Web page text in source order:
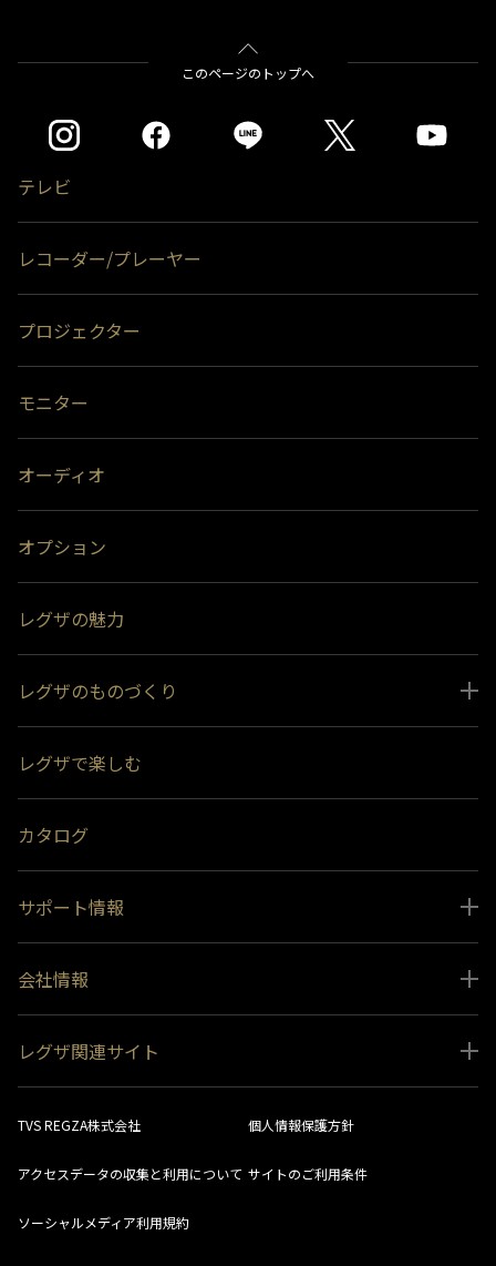
このページのトップへ
テレビ
レコーダー/プレーヤー
プロジェクター
モニター
オーディオ
オプション
レグザの魅力
レグザのものづくり
スペシャルコンテンツ
受賞履歴
レグザで楽しむ
カタログ
サポート情報
取扱説明書ダウンロード
インフォメーション 一覧
生産終了商品一覧
ソフトウェアダウンロード情報
会社情報
ニュース
会社概要
レグザ関連サイト
レグザ オンラインストア
レグザ メンバーズ
法人向けサイト
視聴分析サービス
TVS REGZA株式会社 個人情報保護方針
アクセスデータの収集と利用について サイトのご利用条件
ソーシャルメディア利用規約